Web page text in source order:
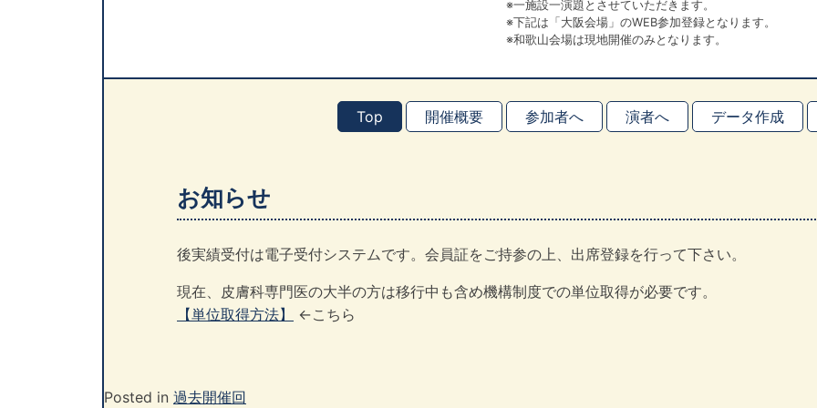
※一施設一演題とさせていただきます。
※下記は「大阪会場」のWEB参加登録となります。
※和歌山会場は現地開催のみとなります。
Top 開催概要 参加者へ 演者へ データ作成
お知らせ
後実績受付は電子受付システムです。会員証をご持参の上、出席登録を行って下さい。
現在、皮膚科専門医の大半の方は移行中も含め機構制度での単位取得が必要です。
【単位取得方法】
←こちら
Posted in 過去開催回